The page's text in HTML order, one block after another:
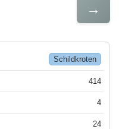
→
Schildkroten
414
4
24